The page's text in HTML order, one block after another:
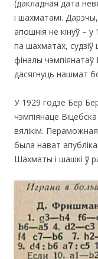
(дакладная дата
і шахматамі.
апошнія не кінуў –
па шахматах, судзіў
фіналы
дасягнуць нашмат
У 1929 годзе Бер
чэмпіянаце
вялікім.
была нават
Шахматы і шашкі ў